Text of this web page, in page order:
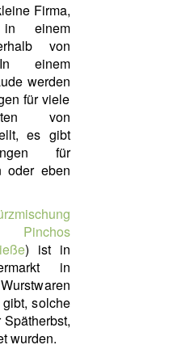
Firma,
einem
von
werden
für viele
von
es gibt
für
oder eben
) ist in
in
solche
wurden.